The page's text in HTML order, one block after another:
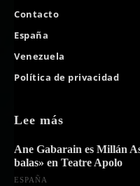
Contacto
España
Venezuela
Política de privacidad
Lee más
Ane Gabarain es Millán
balas» en Teatre Apolo
ESPAÑA